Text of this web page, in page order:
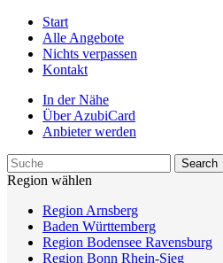
Start
Alle Angebote
Nichts verpassen
Kontakt
In der Nähe
Über AzubiCard
Anbieter werden
Region wählen
Region Arnsberg
Baden Württemberg
Region Bodensee Ravensburg
Region Bonn Rhein-Sieg